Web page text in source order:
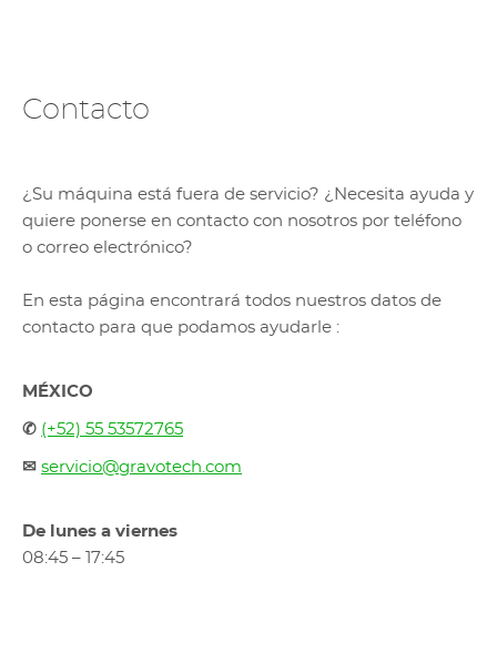
Contacto
¿Su máquina está fuera de servicio? ¿Necesita ayuda y
quiere ponerse en contacto con nosotros por teléfono
o correo electrónico?
En esta página encontrará todos nuestros datos de
contacto para que podamos ayudarle :
MÉXICO
✆ (+52) 55 53572765
✉ servicio@gravotech.com
De lunes a viernes
08:45 – 17:45